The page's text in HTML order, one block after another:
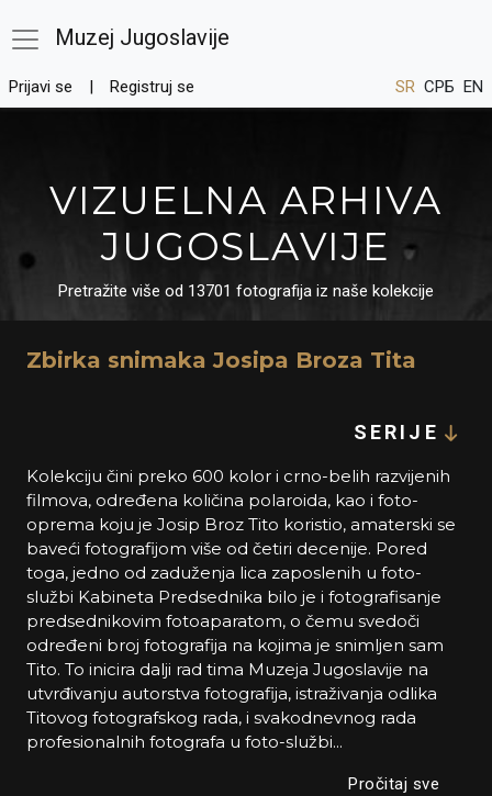
Muzej Jugoslavije
Prijavi se Registruj se SR СРБ EN
VIZUELNA ARHIVA
JUGOSLAVIJE
Pretražite više od 13701 fotografija iz naše kolekcije
Zbirka snimaka Josipa Broza Tita
SERIJE
Kolekciju čini preko 600 kolor i crno-belih razvijenih
filmova, određena količina polaroida, kao i foto-
oprema koju je Josip Broz Tito koristio, amaterski se
baveći fotografijom više od četiri decenije. Pored
toga, jedno od zaduženja lica zaposlenih u foto-
službi Kabineta Predsednika bilo je i fotografisanje
predsednikovim fotoaparatom, o čemu svedoči
određeni broj fotografija na kojima je snimljen sam
Tito. To inicira dalji rad tima Muzeja Jugoslavije na
utvrđivanju autorstva fotografija, istraživanja odlika
Titovog fotografskog rada, i svakodnevnog rada
profesionalnih fotografa u foto-službi...
Pročitaj sve